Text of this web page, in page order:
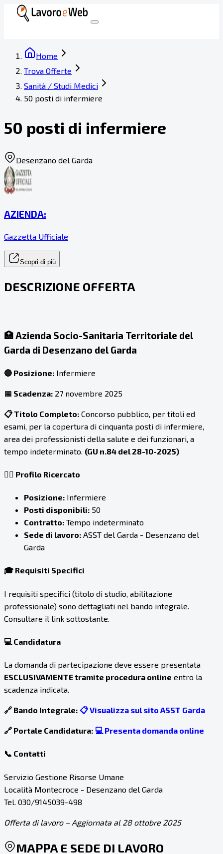
Home
Trova Offerte
Sanità / Studi Medici
50 posti di infermiere
50 posti di infermiere
Desenzano del Garda
AZIENDA:
Gazzetta Ufficiale
Scopri di più
DESCRIZIONE OFFERTA
🏥Azienda Socio-Sanitaria Territoriale del
Garda di Desenzano del Garda
🔴 Posizione: Infermiere
📅 Scadenza: 27 novembre 2025
📋 Titolo Completo: Concorso pubblico, per titoli ed
esami, per la copertura di cinquanta posti di infermiere,
area dei professionisti della salute e dei funzionari, a
tempo indeterminato. (GU n.84 del 28-10-2025)
👨‍⚕️ Profilo Ricercato
Posizione: Infermiere
Posti disponibili: 50
Contratto: Tempo indeterminato
Sede di lavoro: ASST del Garda - Desenzano del
Garda
🎓 Requisiti Specifici
I requisiti specifici (titolo di studio, abilitazione
professionale) sono dettagliati nel bando integrale.
Consultare il link sottostante.
💻 Candidatura
La domanda di partecipazione deve essere presentata
ESCLUSIVAMENTE tramite procedura online entro la
scadenza indicata.
🔗 Bando Integrale: 📋 Visualizza sul sito ASST Garda
🔗 Portale Candidatura: 💻 Presenta domanda online
📞 Contatti
Servizio Gestione Risorse Umane
Località Montecroce - Desenzano del Garda
Tel. 030/9145039-498
Offerta di lavoro – Aggiornata al 28 ottobre 2025
MAPPA E SEDE DI LAVORO